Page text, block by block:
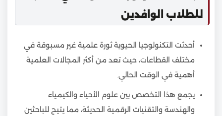
للطلاب الوافدين
أحدثت التكنولوجيا الحيوية ثورة علمية غير مسبوقة في
مختلف القطاعات، حيث تعد من أكثر المجالات العلمية
أهمية في الوقت الحالي.
يجمع هذا التخصص بين علوم الأحياء والكيمياء
والهندسة والتقنيات الرقمية الحديثة، مما يتيح للباحثين